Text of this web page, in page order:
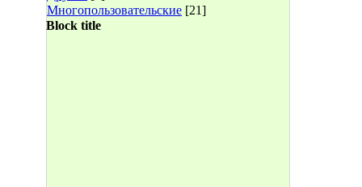
Многопользовательские [21]
Block title